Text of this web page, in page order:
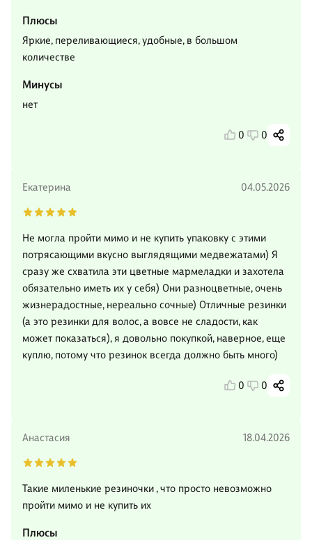
Плюсы
Яркие, переливающиеся, удобные, в большом
количестве
Минусы
нет
0 0
Екатерина 04.05.2026
Не могла пройти мимо и не купить упаковку с этими
потрясающими вкусно выглядящими медвежатами) Я
сразу же схватила эти цветные мармеладки и захотела
обязательно иметь их у себя) Они разноцветные, очень
жизнерадостные, нереально сочные) Отличные резинки
(а это резинки для волос, а вовсе не сладости, как
может показаться), я довольно покупкой, наверное, еще
куплю, потому что резинок всегда должно быть много)
0 0
Анастасия 18.04.2026
Такие миленькие резиночки , что просто невозможно
пройти мимо и не купить их
Плюсы